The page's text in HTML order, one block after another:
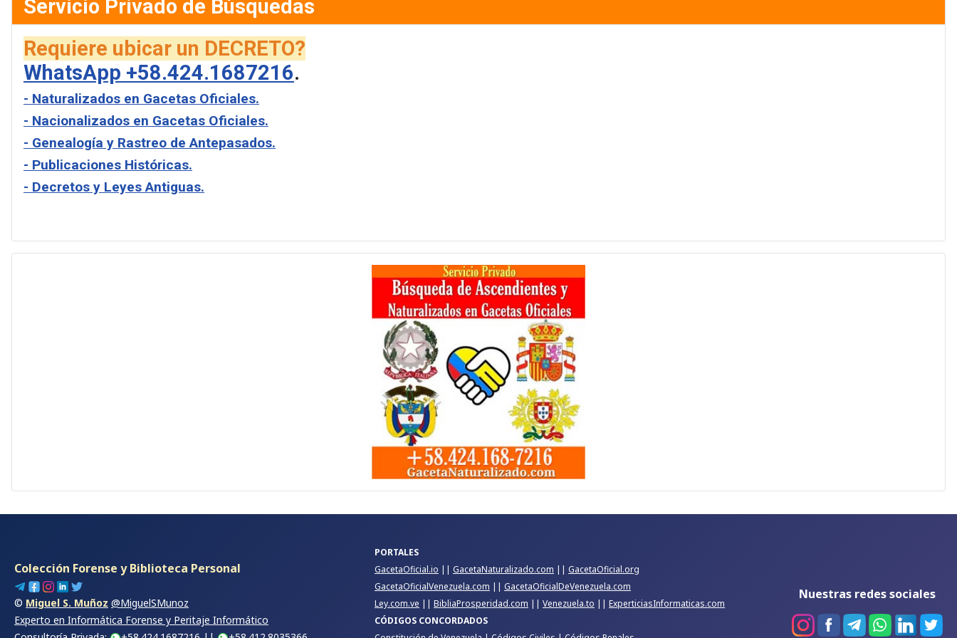
Servicio Privado de Búsquedas
Requiere ubicar un DECRETO?
WhatsApp +58.424.1687216.
- Naturalizados en Gacetas Oficiales.
- Nacionalizados en Gacetas Oficiales.
- Genealogía y Rastreo de Antepasados.
- Publicaciones Históricas.
- Decretos y Leyes Antiguas.
Colección Forense y Biblioteca Personal
© Miguel S. Muñoz @MiguelSMunoz
Experto en Informática Forense y Peritaje Informático
PORTALES
GacetaOficial.io || GacetaNaturalizado.com || GacetaOficial.org
GacetaOficialVenezuela.com || GacetaOficialDeVenezuela.com
Ley.com.ve || BibliaProsperidad.com || Venezuela.to || ExperticiasInformaticas.com
CÓDIGOS CONCORDADOS
Nuestras redes sociales